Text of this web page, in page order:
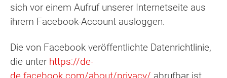
sich vor einem Aufruf unserer Internetseite aus
ihrem Facebook-Account ausloggen.
Die von Facebook veröffentlichte Datenrichtlinie,
die unter https://de-
de.facebook.com/about/privacy/ abrufbar ist,